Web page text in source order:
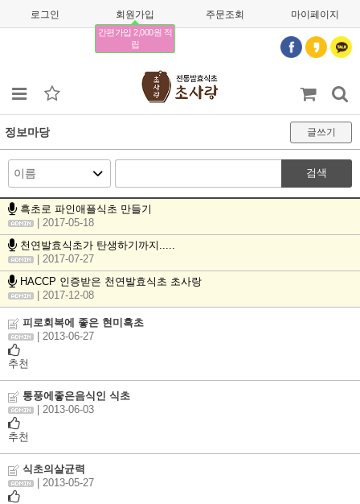
로그인 회원가입
간편가입 2,000원 적
립
주문조회 마이페이지
정보마당 글쓰기
검색
흑초로 파인애플식초 만들기
| 2017-05-18
천연발효식초가 탄생하기까지.....
| 2017-07-27
HACCP 인증받은 천연발효식초 초사랑
| 2017-12-08
피로회복에 좋은 현미흑초
| 2013-06-27
추천
통풍에좋은음식인 식초
| 2013-06-03
추천
식초의살균력
| 2013-05-27